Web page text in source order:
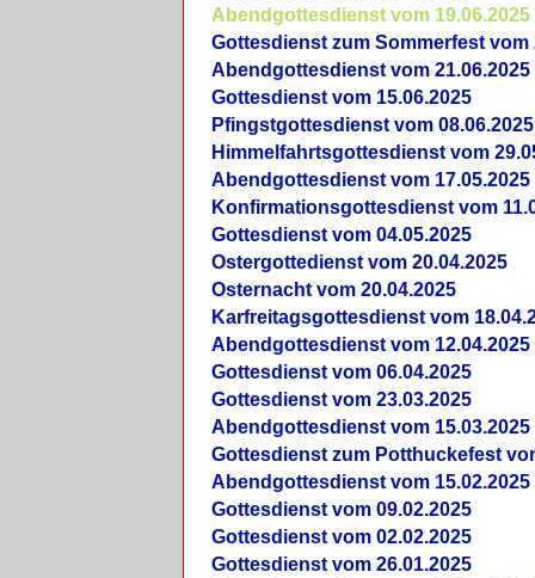
Abendgottesdienst vom 19.06.2025
Gottesdienst zum Sommerfest vom
Abendgottesdienst vom 21.06.2025
Gottesdienst vom 15.06.2025
Pfingstgottesdienst vom 08.06.2025
Himmelfahrtsgottesdienst vom
Abendgottesdienst vom 17.05.2025
Konfirmationsgottesdienst vom
Gottesdienst vom 04.05.2025
Ostergottedienst vom 20.04.2025
Osternacht vom 20.04.2025
Karfreitagsgottesdienst vom
Abendgottesdienst vom 12.04.2025
Gottesdienst vom 06.04.2025
Gottesdienst vom 23.03.2025
Abendgottesdienst vom 15.03.2025
Gottesdienst zum Potthuckefest
Abendgottesdienst vom 15.02.2025
Gottesdienst vom 09.02.2025
Gottesdienst vom 02.02.2025
Gottesdienst vom 26.01.2025